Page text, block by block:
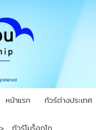
หน้าแรก ทัวร์ต่างประเทศ